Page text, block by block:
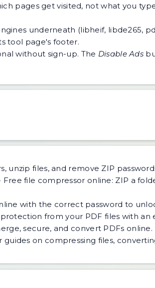
pages get visited, not what you
underneath (libheif, libde265,
tool page's footer.
without sign-up. The Disable Ads
unzip files, and remove ZIP
Free file compressor online: ZIP a
with the correct password to
from your PDF files with
secure, and convert PDFs online.
guides on compressing files,